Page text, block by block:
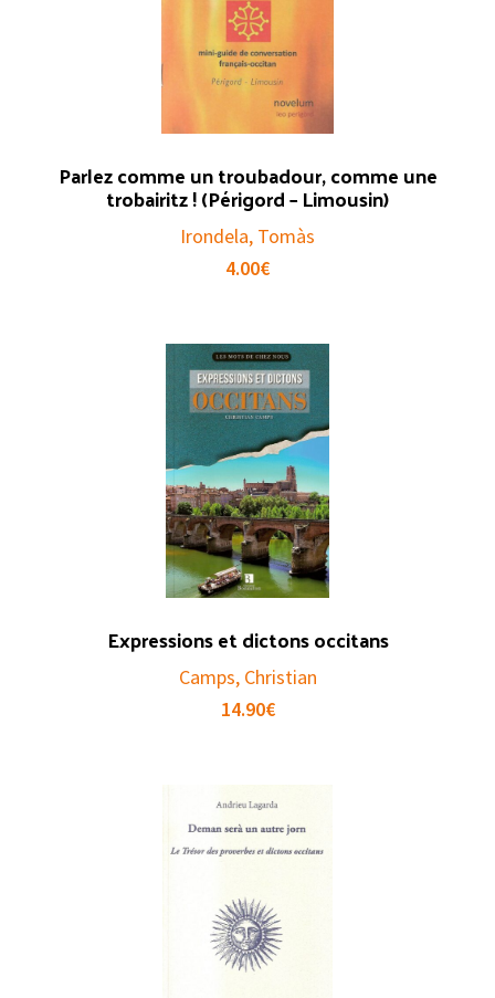
Parlez comme un troubadour, comme une
trobairitz ! (Périgord – Limousin)
Irondela, Tomàs
4.00€
Expressions et dictons occitans
Camps, Christian
14.90€